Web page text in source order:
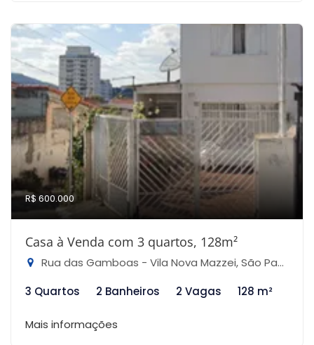
R$ 600.000
Casa à Venda com 3 quartos, 128m²
Rua das Gamboas - Vila Nova Mazzei, São Paulo-SP
3 Quartos
2 Banheiros 2 Vagas 128 m²
Mais informações